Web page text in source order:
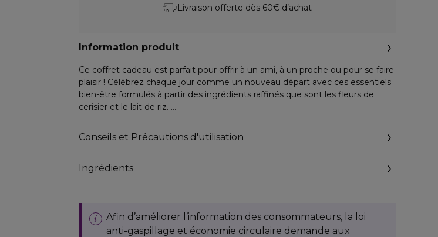
Livraison offerte dès 60€ d’achat
Information produit
Ce coffret cadeau est parfait pour offrir à un ami, à un proche ou pour se faire
plaisir ! Célébrez chaque jour comme un nouveau départ avec ces essentiels
bien-être formulés à partir des ingrédients raffinés que sont les fleurs de
cerisier et le lait de riz.
Ce coffret contient :
- Une mousse de douche 200 ml
- Un gommage pour le corps 125 g
Donnez une seconde vie à votre coffret cadeau bien-être offert, en y
rangeant des photos, des lettres ou d'autres objets.
Conseils et Précautions d'utilisation
Ingrédients
Afin d’améliorer l’information des consommateurs, la loi
anti-gaspillage et économie circulaire demande aux